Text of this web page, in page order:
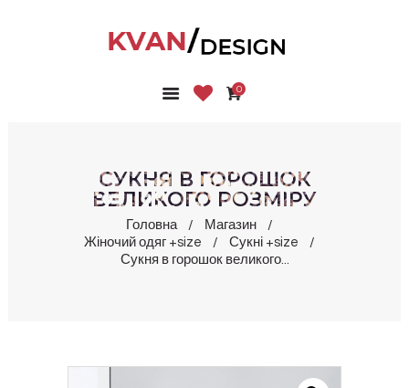
0
СУКНЯ В ГОРОШОК
ВЕЛИКОГО РОЗМІРУ
Головна
Магазин
Жіночий одяг +size
Сукні +size
Сукня в горошок великого...
ГОЛОВНА
ПРО НАС
БЛОГ
КОНТАКТИ